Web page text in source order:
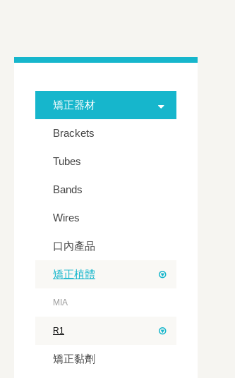
矯正器材
Brackets
Tubes
Bands
Wires
口內產品
矯正植體
MIA
R1
矯正黏劑